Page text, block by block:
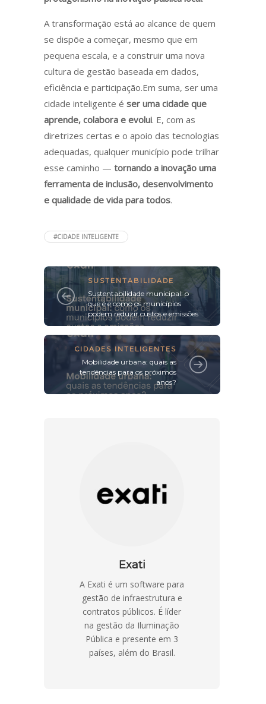
A transformação está ao alcance de quem
se dispõe a começar, mesmo que em
pequena escala, e a construir uma nova
cultura de gestão baseada em dados,
eficiência e participação.Em suma, ser uma
cidade inteligente é ser uma cidade que
aprende, colabora e evolui. E, com as
diretrizes certas e o apoio das tecnologias
adequadas, qualquer município pode trilhar
esse caminho — tornando a inovação uma
ferramenta de inclusão, desenvolvimento
e qualidade de vida para todos.
#CIDADE INTELIGENTE
SUSTENTABILIDADE
Sustentabilidade municipal: o
que é e como os municípios
podem reduzir custos e emissões
CIDADES INTELIGENTES
Mobilidade urbana: quais as
tendências para os próximos
anos?
Exati
A Exati é um software para
gestão de infraestrutura e
contratos públicos. É líder
na gestão da Iluminação
Pública e presente em 3
países, além do Brasil.